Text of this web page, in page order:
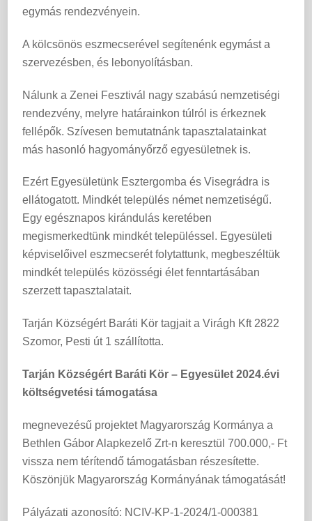
egymás rendezvényein.
A kölcsönös eszmecserével segítenénk egymást a
szervezésben, és lebonyolításban.
Nálunk a Zenei Fesztivál nagy szabású nemzetiségi
rendezvény, melyre határainkon túlról is érkeznek
fellépők. Szívesen bemutatnánk tapasztalatainkat
más hasonló hagyományőrző egyesületnek is.
Ezért Egyesületünk Esztergomba és Visegrádra is
ellátogatott. Mindkét település német nemzetiségű.
Egy egésznapos kirándulás keretében
megismerkedtünk mindkét településsel. Egyesületi
képviselőivel eszmecserét folytattunk, megbeszéltük
mindkét település közösségi élet fenntartásában
szerzett tapasztalatait.
Tarján Községért Baráti Kör tagjait a Virágh Kft 2822
Szomor, Pesti út 1 szállította.
Tarján Községért Baráti Kör – Egyesület 2024.évi
költségvetési támogatása
megnevezésű projektet Magyarország Kormánya a
Bethlen Gábor Alapkezelő Zrt-n keresztül 700.000,- Ft
vissza nem térítendő támogatásban részesítette.
Köszönjük Magyarország Kormányának támogatását!
Pályázati azonosító: NCIV-KP-1-2024/1-000381